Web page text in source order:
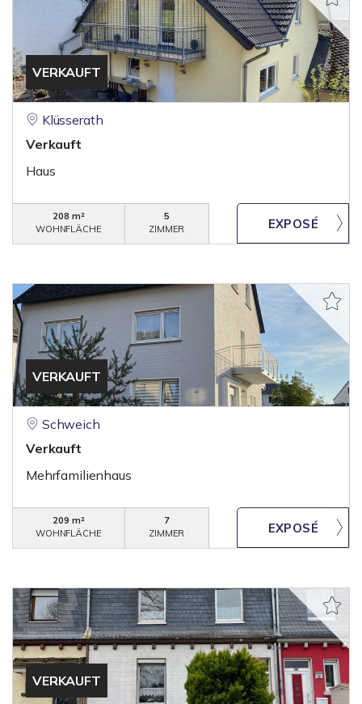
VERKAUFT
Klüsserath
Verkauft
Haus
208 m²
WOHNFLÄCHE
5
ZIMMER
VERKAUFT
Schweich
Verkauft
Mehrfamilienhaus
209 m²
WOHNFLÄCHE
7
ZIMMER
VERKAUFT